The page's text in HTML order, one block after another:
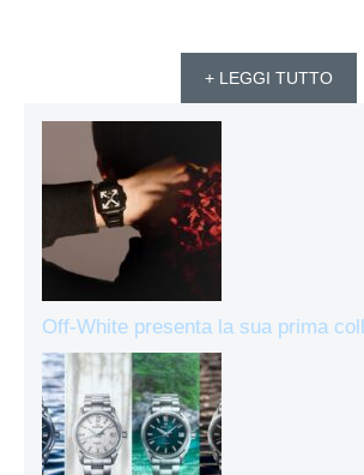
+ LEGGI TUTTO
Off-White presenta la sua prima